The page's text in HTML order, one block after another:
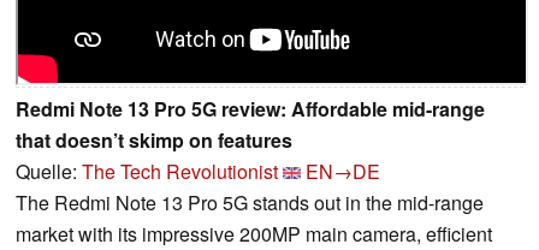
Redmi Note 13 Pro 5G review: Affordable mid-range
that doesn’t skimp on features
Quelle: The Tech Revolutionist
EN→DE
The Redmi Note 13 Pro 5G stands out in the mid-range
market with its impressive 200MP main camera, efficient